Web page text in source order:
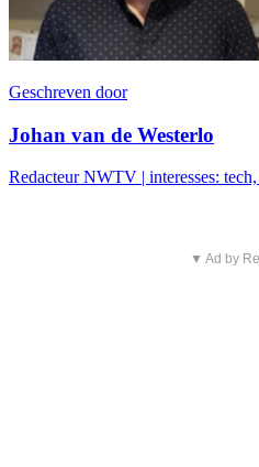
Geschreven door
Johan van de Westerlo
Redacteur NWTV | interesses:
▼ Ad by